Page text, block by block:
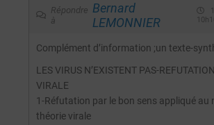
Répondre
à
Bernard
LEMONNIER
Complément d’information ;un texte-
LES VIRUS N’EXISTENT PAS-
VIRALE
1-Réfutation par le bon sens appliqué au
théorie virale